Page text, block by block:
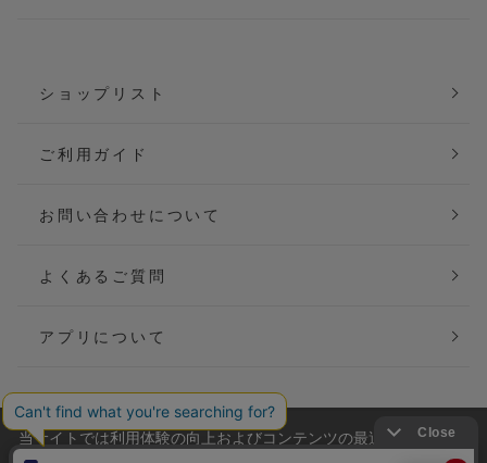
ショップリスト
ご利用ガイド
お問い合わせについて
よくあるご質問
アプリについて
会社概要
当サイトでは利用体験の向上およびコンテンツの最適な提供、ト